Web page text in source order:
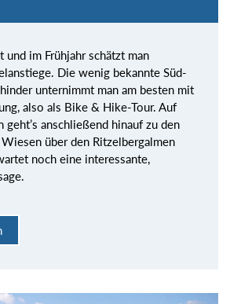
und im Frühjahr schätzt man
Die wenig bekannte Süd-
unternimmt man am besten mit
also als Bike & Hike-Tour. Auf
geht’s anschließend hinauf zu den
über den Ritzelbergalmen
noch eine interessante,